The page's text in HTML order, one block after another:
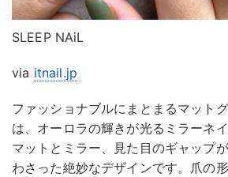
SLEEP NAiL
via itnail.jp
ファッショナブルにまとまるマット
は、オーロラの輝きが光るミラーネ
マットとミラー、見た目のギャップ
わさった絶妙なデザインです。爪の